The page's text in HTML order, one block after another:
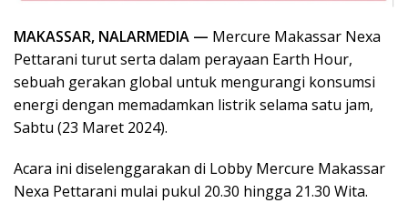
MAKASSAR, NALARMEDIA — Mercure Makassar Nexa
Pettarani turut serta dalam perayaan Earth Hour,
sebuah gerakan global untuk mengurangi konsumsi
energi dengan memadamkan listrik selama satu jam,
Sabtu (23 Maret 2024).
Acara ini diselenggarakan di Lobby Mercure Makassar
Nexa Pettarani mulai pukul 20.30 hingga 21.30 Wita.